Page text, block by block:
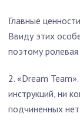
Главные
Ввиду этих
поэтому
2. «Dream
инструкций, ни
подчиненных